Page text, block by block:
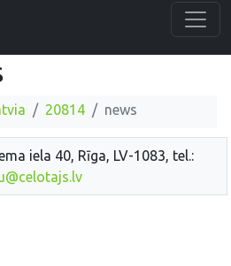
20814 news
iela 40, Rīga, LV-1083, tel.: